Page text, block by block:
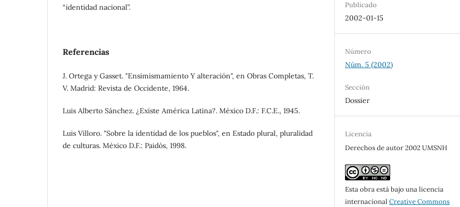
“identidad nacional”.
Referencias
J. Ortega y Gasset. "Ensimismamiento Y alteración", en Obras Completas, T.
V. Madrid: Revista de Occidente, 1964.
Luis Alberto Sánchez. ¿Existe América Latina?. México D.F.: F.C.E., 1945.
Luis Villoro. "Sobre la identidad de los pueblos", en Estado plural, pluralidad
de culturas. México D.F.: Paidós, 1998.
Publicado
2002-01-15
Número
Núm. 5 (2002)
Sección
Dossier
Licencia
Derechos de autor 2002 UMSNH
Esta obra está bajo una licencia
internacionalCreative Commons